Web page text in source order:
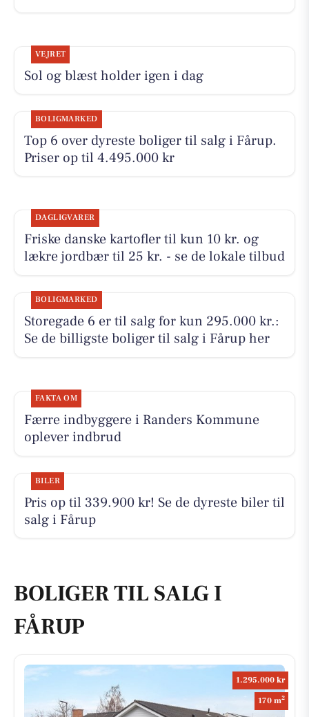
VEJRET
Sol og blæst holder igen i dag
BOLIGMARKED
Top 6 over dyreste boliger til salg i Fårup.
Priser op til 4.495.000 kr
DAGLIGVARER
Friske danske kartofler til kun 10 kr. og
lækre jordbær til 25 kr. - se de lokale tilbud
BOLIGMARKED
Storegade 6 er til salg for kun 295.000 kr.:
Se de billigste boliger til salg i Fårup her
FAKTA OM
Færre indbyggere i Randers Kommune
oplever indbrud
BILER
Pris op til 339.900 kr! Se de dyreste biler til
salg i Fårup
BOLIGER TIL SALG I
FÅRUP
1.295.000 kr
170 m2